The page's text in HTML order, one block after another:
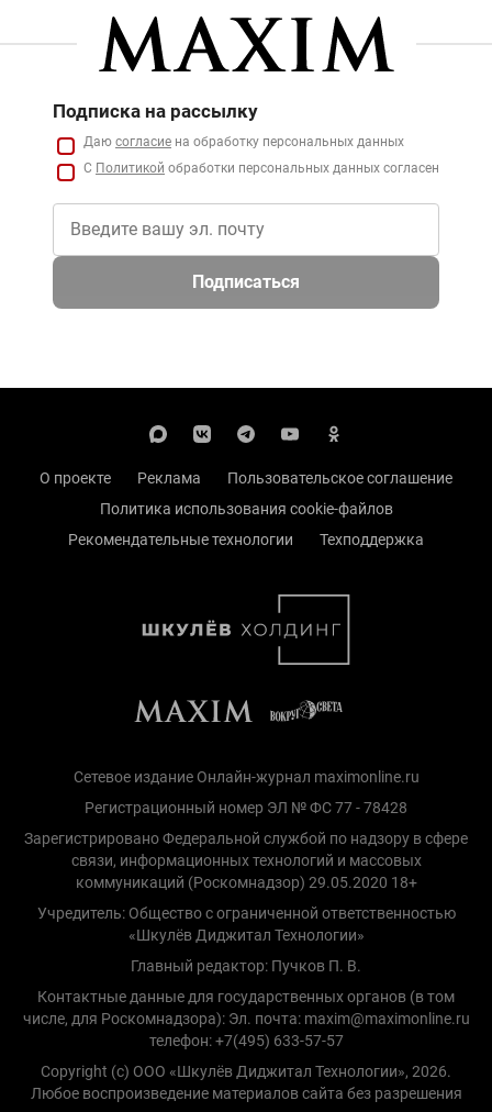
Подписка на рассылку
Даю согласие на обработку персональных данных
С Политикой обработки персональных данных согласен
Подписаться
О проекте Реклама
Пользовательское соглашение
Политика использования cookie-файлов
Рекомендательные технологии
Техподдержка
Сетевое издание Онлайн-журнал maximonline.ru
Регистрационный номер ЭЛ № ФС 77 - 78428
Зарегистрировано Федеральной службой по надзору в сфере
связи, информационных технологий и массовых
коммуникаций (Роскомнадзор) 29.05.2020 18+
Учредитель: Общество с ограниченной ответственностью
«Шкулёв Диджитал Технологии»
Главный редактор: Пучков П. В.
Контактные данные для государственных органов (в том
числе, для Роскомнадзора): Эл. почта: maxim@maximonline.ru
телефон: +7(495) 633-57-57
Copyright (с) ООО «Шкулёв Диджитал Технологии», 2026.
Любое воспроизведение материалов сайта без разрешения